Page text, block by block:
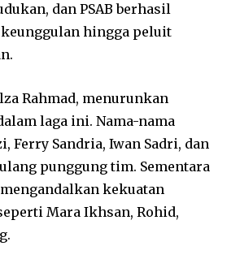
dan PSAB berhasil
hingga peluit
Rahmad, menurunkan
laga ini. Nama-nama
Ferry Sandria, Iwan Sadri, dan
punggung tim. Sementara
mengandalkan kekuatan
Mara Ikhsan, Rohid,